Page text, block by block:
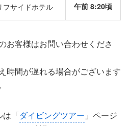
フサイドホテル 午前 8:20頃
お客様はお問い合わせくださ
時間が遅れる場合がございます
は「ダイビングツアー 」ページ